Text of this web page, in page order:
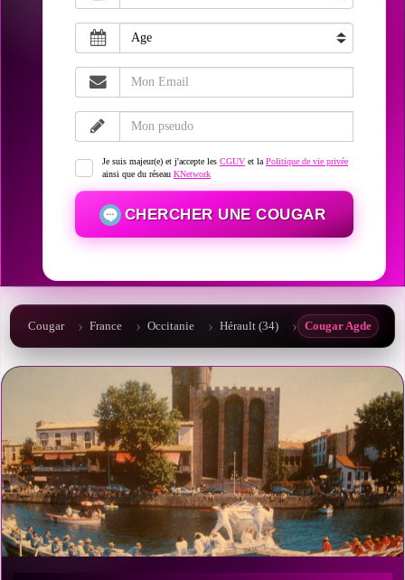
Je suis majeur(e) et j'accepte les CGUV et la Politique de vie privée
ainsi que du réseau KNetwork
CHERCHER UNE COUGAR
Cougar France Occitanie Hérault (34) Cougar Agde